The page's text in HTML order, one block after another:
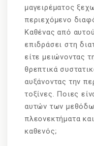
μαγειρέματος
περιεχόμενο
Καθένας από
επιδράσει στη
είτε μειώνοντας
θρεπτικά
αυξάνοντας την
τοξίνες. Ποιες
αυτών των
πλεονεκτήματα
καθενός;